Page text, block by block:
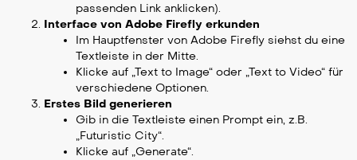
passenden Link anklicken).
Interface von Adobe Firefly erkunden
Im Hauptfenster von Adobe Firefly siehst du eine
Textleiste in der Mitte.
Klicke auf „Text to Image“ oder „Text to Video“ für
verschiedene Optionen.
Erstes Bild generieren
Gib in die Textleiste einen Prompt ein, z.B.
„Futuristic City“.
Klicke auf „Generate“.